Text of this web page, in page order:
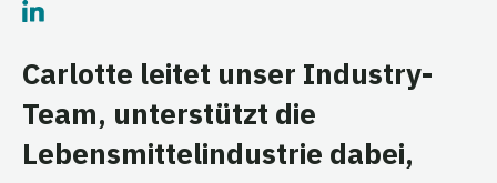
Carlotte leitet unser Industry-
Team, unterstützt die
Lebensmittelindustrie dabei,